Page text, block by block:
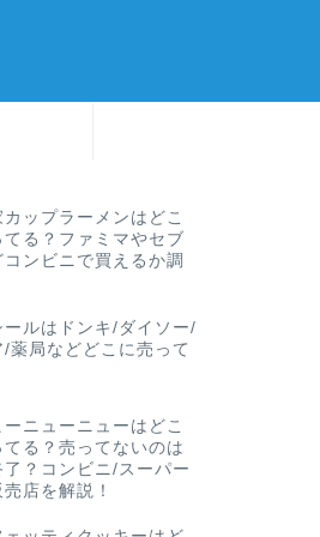
カップラーメンはどこ
てる？ファミマやセブ
コンビニで買えるか調
ールはドンキ/ダイソー/
/薬局などどこに売って
ーニューニューはどこ
てる？売ってないのは
了？コンビニ/スーパー
店を解説！